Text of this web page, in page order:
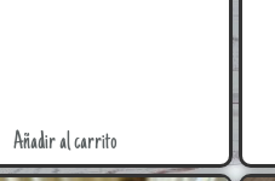
Añadir al carrito